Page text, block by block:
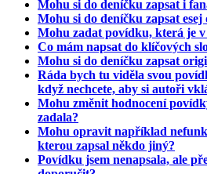
Mohu si do deníčku zapsat i
Mohu si do deníčku zapsat esej
Mohu zadat povídku, která je v
Co mám napsat do klíčových
Mohu si do deníčku zapsat
Ráda bych tu viděla svou
když nechcete, aby si autoři
Mohu změnit hodnocení
zadala?
Mohu opravit například
kterou zapsal někdo jiný?
Povídku jsem nenapsala, ale